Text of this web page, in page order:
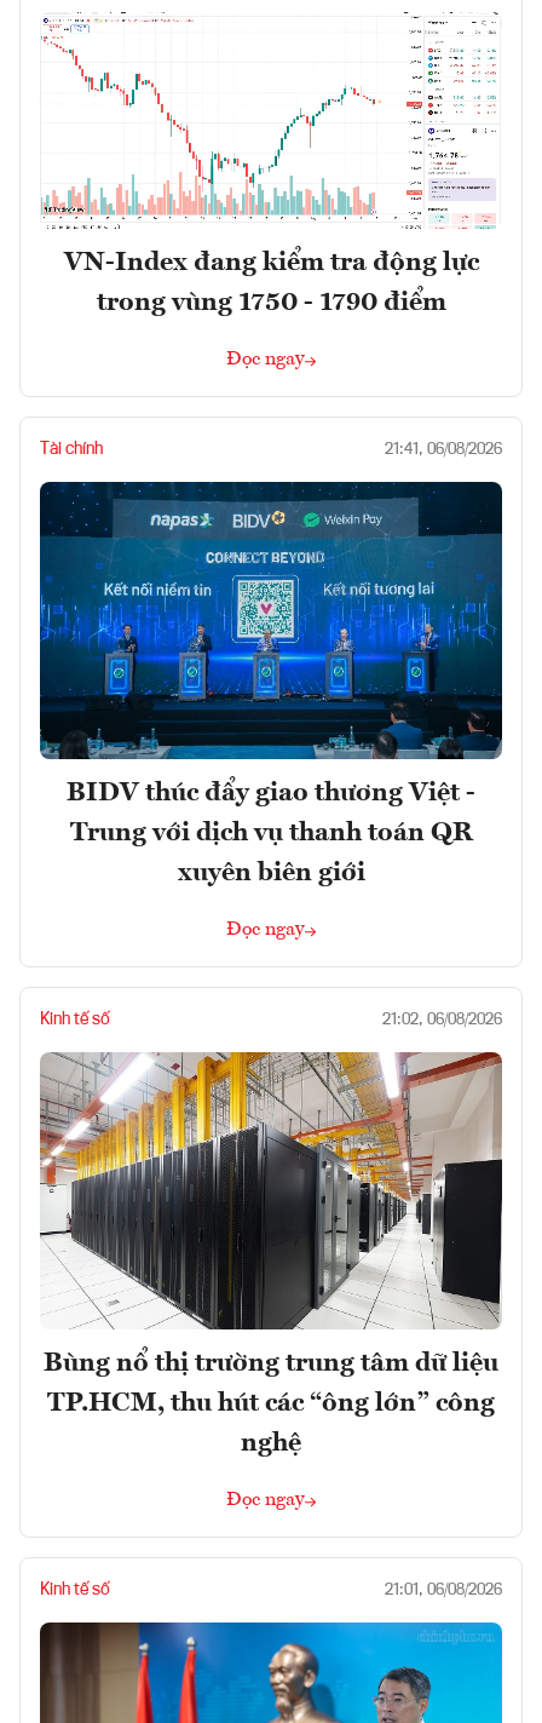
VN-Index đang kiểm tra động lực
trong vùng 1750 - 1790 điểm
Đọc ngay
Tài chính 21:41, 06/08/2026
BIDV thúc đẩy giao thương Việt -
Trung với dịch vụ thanh toán QR
xuyên biên giới
Đọc ngay
Kinh tế số 21:02, 06/08/2026
Bùng nổ thị trường trung tâm dữ liệu
TP.HCM, thu hút các “ông lớn” công
nghệ
Đọc ngay
Kinh tế số 21:01, 06/08/2026